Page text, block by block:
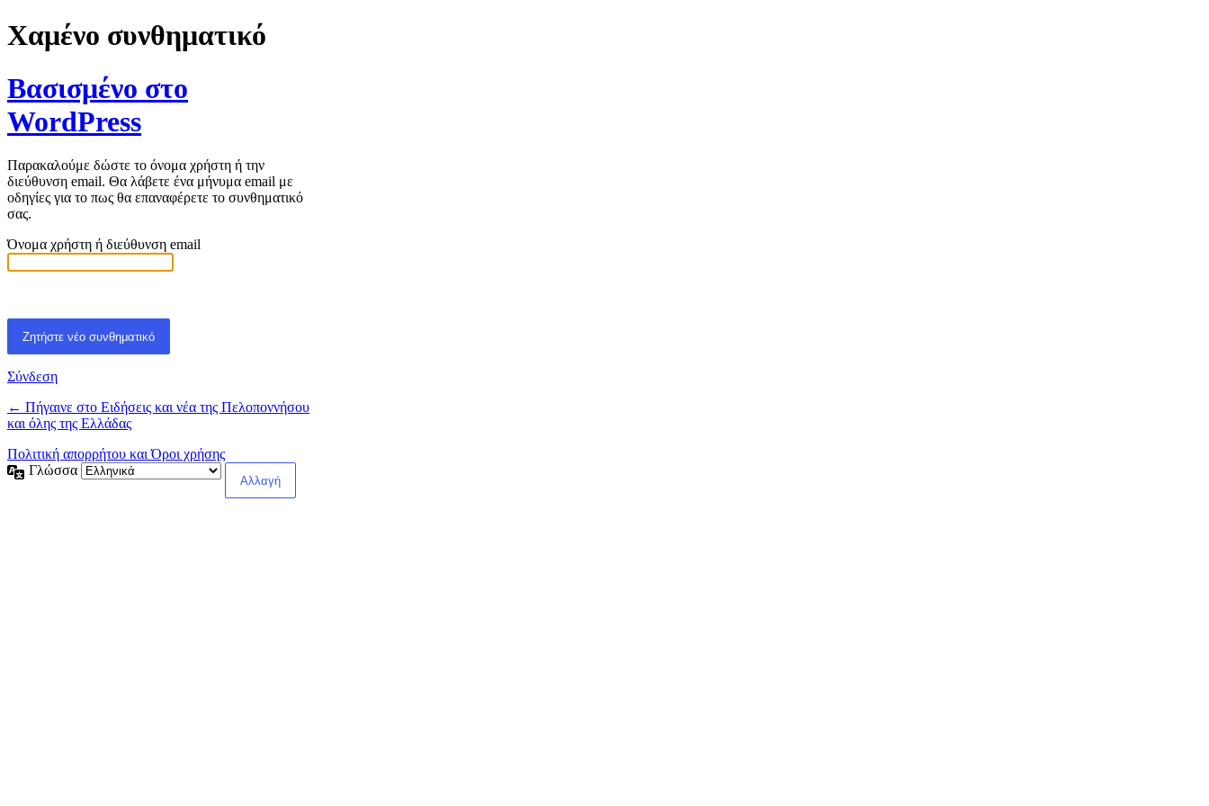
Χαμένο συνθηματικό
Βασισμένο στο
WordPress
Παρακαλούμε δώστε το όνομα χρήστη ή την
διεύθυνση email. Θα λάβετε ένα μήνυμα email με
οδηγίες για το πως θα επαναφέρετε το συνθηματικό
σας.
Όνομα χρήστη ή διεύθυνση email
Σύνδεση
← Πήγαινε στο Ειδήσεις και νέα της Πελοποννήσου
και όλης της Ελλάδας
Πολιτική απορρήτου και Όροι χρήσης
Γλώσσα